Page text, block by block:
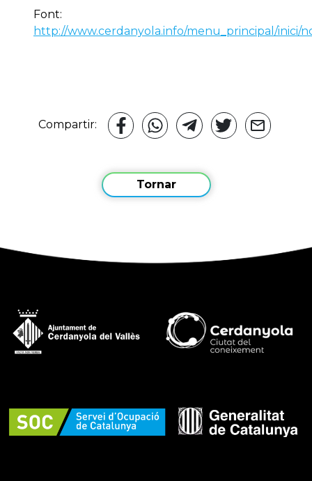
Font:
http://www.cerdanyola.info/menu_principal/inici/
Compartir:
Tornar